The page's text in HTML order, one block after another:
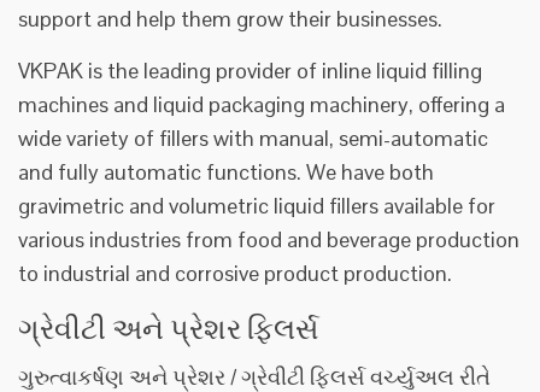
support and help them grow their businesses.
VKPAK is the leading provider of inline liquid filling
machines and liquid packaging machinery, offering a
wide variety of fillers with manual, semi-automatic
and fully automatic functions. We have both
gravimetric and volumetric liquid fillers available for
various industries from food and beverage production
to industrial and corrosive product production.
ગ્રેવીટી અને પ્રેશર ફિલર્સ
ગુરુત્વાકર્ષણ અને પ્રેશર / ગ્રેવીટી ફિલર્સ વર્ચ્યુઅલ રીતે